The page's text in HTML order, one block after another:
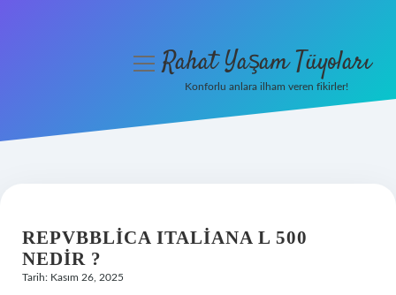
Hakkımızda
menüyüRahat Yaşam Tüyoları
Konforlu anlara ilham veren fikirler!
REPVBBLICA ITALIANA L 500
NEDIR ?
Tarih: Kasım 26, 2025